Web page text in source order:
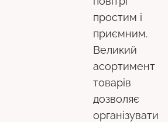
простим і
приємним.
Великий
асортимент
товарів
дозволяє
організувати